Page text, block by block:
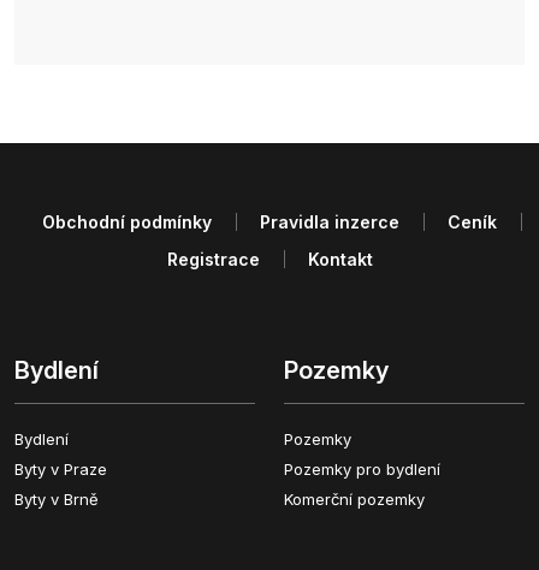
Bydlení
Bydlení
Byty v Praze
Byty v Brně
Pozemky
Pozemky
Pozemky pro bydlení
Komerční pozemky
Obchodní podmínky Pravidla inzerce
Ceník
Registrace
Kontakt